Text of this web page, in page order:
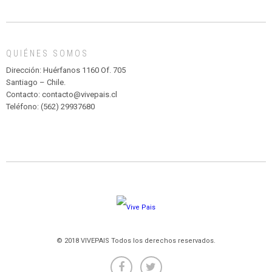
MADAGASCAR
PARQUE
HURATDO
QUIÉNES SOMOS
Dirección: Huérfanos 1160 Of. 705
Santiago – Chile.
Contacto: contacto@vivepais.cl
Teléfono: (562) 29937680
© 2018 VIVEPAIS Todos los derechos reservados.